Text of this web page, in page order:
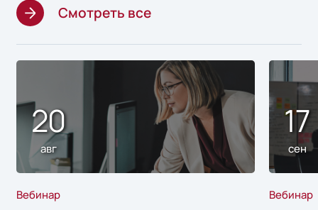
Смотреть все
20
авг
Вебинар
17
сен
Вебинар